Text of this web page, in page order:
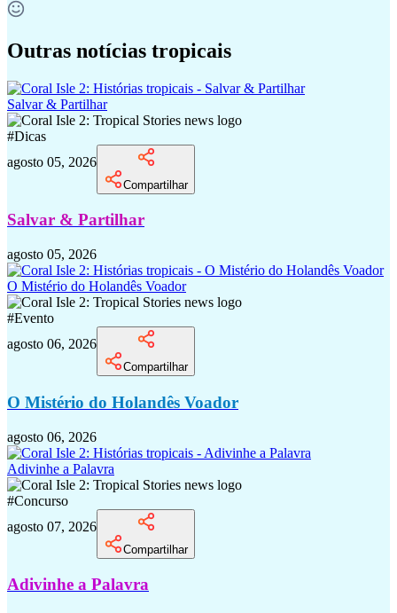
Outras notícias tropicais
Salvar & Partilhar
#Dicas
agosto 05, 2026
Compartilhar
Salvar & Partilhar
agosto 05, 2026
O Mistério do Holandês Voador
#Evento
agosto 06, 2026
Compartilhar
O Mistério do Holandês Voador
agosto 06, 2026
Adivinhe a Palavra
#Concurso
agosto 07, 2026
Compartilhar
Adivinhe a Palavra